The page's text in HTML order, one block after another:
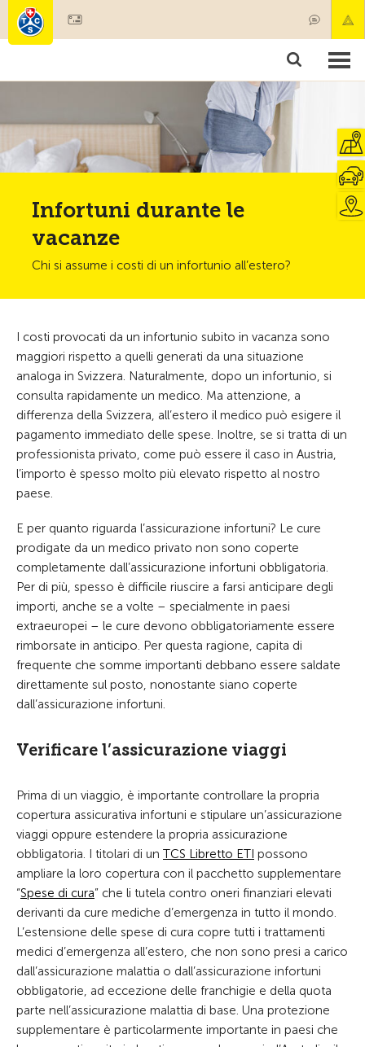
Societariato & prestazioni
Infortuni durante le
vacanze
Chi si assume i costi di un infortunio all’estero?
I costi provocati da un infortunio subito in vacanza sono
maggiori rispetto a quelli generati da una situazione
analoga in Svizzera. Naturalmente, dopo un infortunio, si
consulta rapidamente un medico. Ma attenzione, a
differenza della Svizzera, all’estero il medico può esigere il
pagamento immediato delle spese. Inoltre, se si tratta di un
professionista privato, come può essere il caso in Austria,
l’importo è spesso molto più elevato rispetto al nostro
paese.
E per quanto riguarda l’assicurazione infortuni? Le cure
prodigate da un medico privato non sono coperte
completamente dall’assicurazione infortuni obbligatoria.
Per di più, spesso è difficile riuscire a farsi anticipare degli
importi, anche se a volte – specialmente in paesi
extraeuropei – le cure devono obbligatoriamente essere
rimborsate in anticipo. Per questa ragione, capita di
frequente che somme importanti debbano essere saldate
direttamente sul posto, nonostante siano coperte
dall’assicurazione infortuni.
Verificare l’assicurazione viaggi
Prima di un viaggio, è importante controllare la propria
copertura assicurativa infortuni e stipulare un’assicurazione
viaggi oppure estendere la propria assicurazione
obbligatoria. I titolari di un TCS Libretto ETI possono
ampliare la loro copertura con il pacchetto supplementare
“Spese di cura” che li tutela contro oneri finanziari elevati
derivanti da cure mediche d’emergenza in tutto il mondo.
L’estensione delle spese di cura copre tutti i trattamenti
medici d’emergenza all’estero, che non sono presi a carico
dall’assicurazione malattia o dall’assicurazione infortuni
obbligatorie, ad eccezione delle franchigie e della quota
parte nell’assicurazione malattia di base. Una protezione
supplementare è particolarmente importante in paesi che